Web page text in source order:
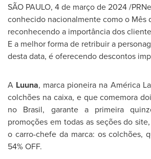
SÃO PAULO, 4 de março de 2024/
conhecido nacionalmente como o Mês
reconhecendo a importância dos
E a melhor forma de retribuir a
desta data, é oferecendo descontos
A Luuna, marca pioneira na América
colchões na caixa, e que comemora
no Brasil, garante a primeira
promoções em todas as seções do
o carro-chefe da marca: os colchões,
54% OFF.